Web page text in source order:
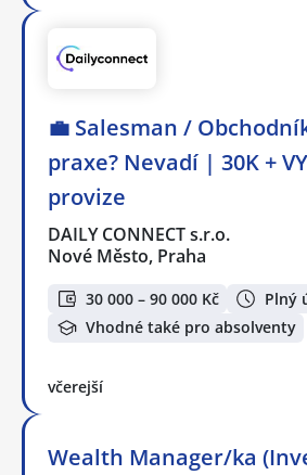
💼 Salesman /
praxe? Nevadí | 30K +
provize
DAILY CONNECT s.r.o.
Nové Město, Praha
30 000 – 90 000 Kč
Plný
Vhodné také pro absolventy
včerejší
Wealth Manager/ka